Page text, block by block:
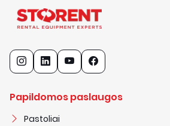
Papildomos paslaugos
Pastoliai